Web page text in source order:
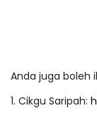
Anda juga boleh
1. Cikgu Saripah: